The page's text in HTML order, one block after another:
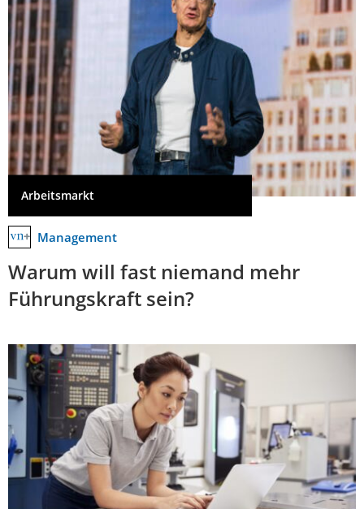
Arbeitsmarkt
Management
Warum will fast niemand mehr
Führungskraft sein?